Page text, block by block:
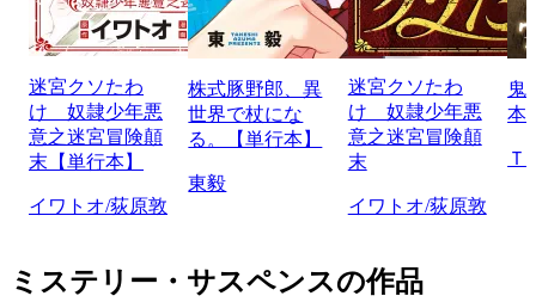
迷宮クソたわ
け 奴隷少年悪
意之迷宮冒険顛
末【単行本】
イワトオ/荻原敦
株式豚野郎、異
世界で杖にな
る。【単行本】
東毅
迷宮クソたわ
け 奴隷少年悪
意之迷宮冒険顛
末
イワトオ/荻原敦
鬼
本
Ｔ
ミステリー・サスペンスの作品